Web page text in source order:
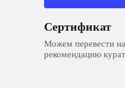
Сертификат
Можем перевести
рекомендацию